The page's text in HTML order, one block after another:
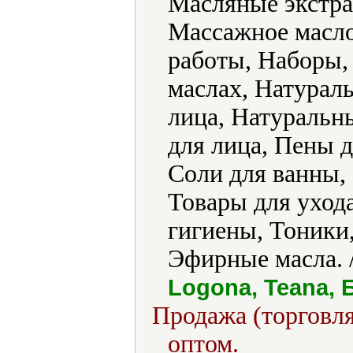
Массажное
работы, Наборы,
маслах,
лица,
для лица, Пены
Соли для ванны,
Товары для
гигиены,
Эфирные
Logona, Teana,
Продажа
оптом.